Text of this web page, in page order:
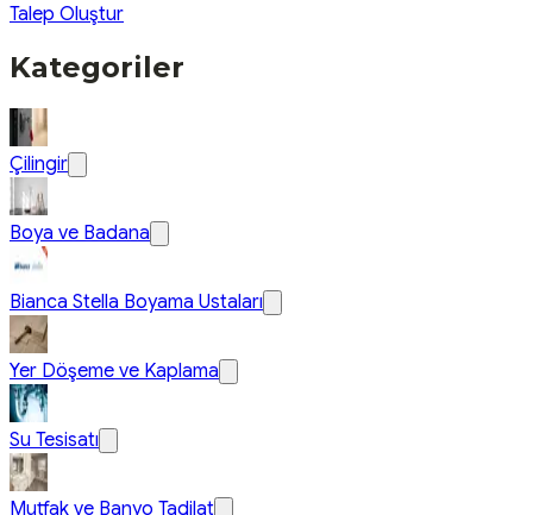
Talep Oluştur
Kategoriler
Çilingir
Boya ve Badana
Bianca Stella Boyama Ustaları
Yer Döşeme ve Kaplama
Su Tesisatı
Mutfak ve Banyo Tadilat